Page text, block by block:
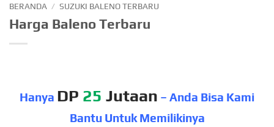
BERANDA / SUZUKI BALENO TERBARU
Harga Baleno Terbaru
Hanya DP 25 Jutaan – Anda Bisa Kami
Bantu Untuk Memilikinya